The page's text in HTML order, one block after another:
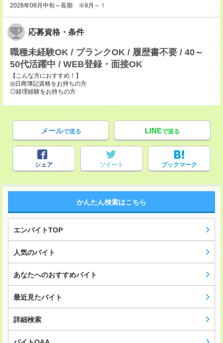
2026年08月中旬～長期 ※8月～！
応募資格・条件
職種未経験OK / ブランクOK / 履歴書不要 / 40～
50代活躍中 / WEB登録・面接OK
【こんな方におすすめ！】
◎日商簿記資格をお持ちの方
◎経理経験をお持ちの方
メールで送る LINEで送る
シェア ツイート ブックマーク
かんたん検索はこちら
エンバイトTOP
人気のバイト
あなたへのおすすめバイト
最近見たバイト
詳細検索